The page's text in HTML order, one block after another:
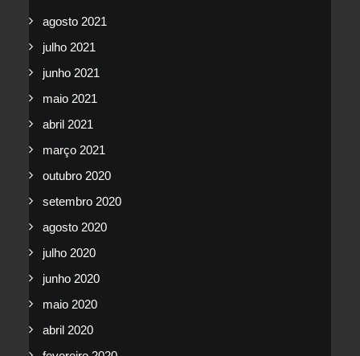
agosto 2021
julho 2021
junho 2021
maio 2021
abril 2021
março 2021
outubro 2020
setembro 2020
agosto 2020
julho 2020
junho 2020
maio 2020
abril 2020